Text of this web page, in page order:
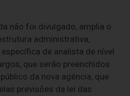
não foi divulgado, amplia o
administrativa,
de analista de nível
que serão preenchidos
da nova agência, que
previsões da lei das